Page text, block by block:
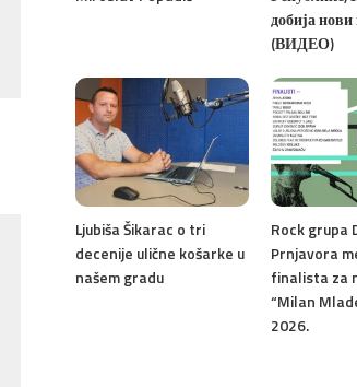
добија
(ВИДЕО)
Ljubiša Šikarac o tri
decenije ulične košarke u
našem gradu
Rock grupa
Prnjavora
finalista za
“Milan
2026.